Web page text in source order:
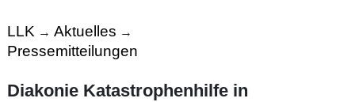
LLK → Aktuelles →
Pressemitteilungen
Diakonie Katastrophenhilfe in